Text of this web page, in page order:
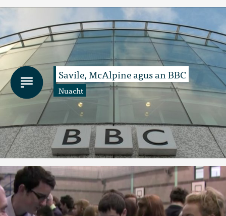
Savile, McAlpine agus an BBC
Nuacht